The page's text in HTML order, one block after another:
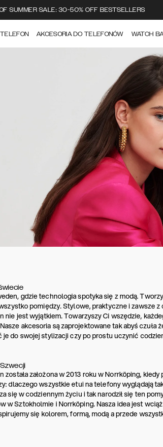
SUMMER SALE: 30-50% OFF BESTSELLERS
AKCESORIA DO TELEFONÓW WATCH
gdzie technologia spotyka się z modą.
pomiędzy. Stylowe, praktyczne i zawsze
nie jest wyjątkiem. Towarzyszy Ci wszędzie,
akcesoria są zaprojektowane tak abyś
do swojej stylizacji czy po prostu uczynić
została założona w 2013 roku w Norrköping,
dlaczego wszystkie etui na telefony wyglądają
się w codziennym życiu i tak narodził się ten
w Sztokholmie i Norrköping. Nasza idea jest
się kolorem, formą, modą a przede